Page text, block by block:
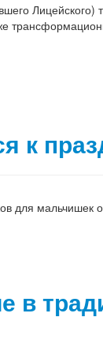
Лицейского)
к
для мальчишек
в